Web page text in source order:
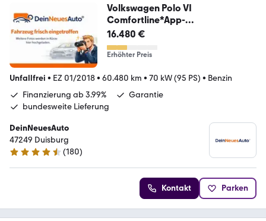
Volkswagen Polo VI
Comfortline*App-
connect*Kamera*SHZ*
16.480 €
Erhöhter Preis
Unfallfrei • EZ 01/2018• 60.480 km • 70 kW (95 PS) • Benzin
Finanzierung ab 3.99%
Garantie
bundesweite Lieferung
DeinNeuesAuto
47249 Duisburg
4.7 Sterne
(180)
Kontakt Parken